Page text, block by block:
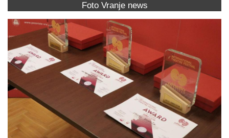
Foto Vranje news